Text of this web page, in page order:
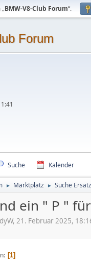
BMW-V8-Club Forum“.
Forum
Suche Kalender
► Marktplatz ► Suche
ein " P "
21. Februar 2025,
1